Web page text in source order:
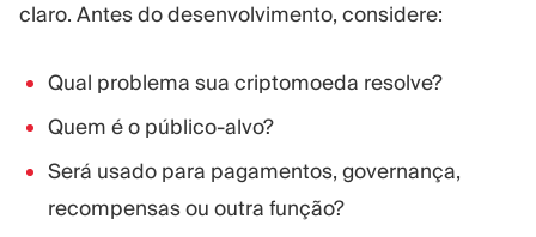
claro. Antes do desenvolvimento, considere:
Qual problema sua criptomoeda resolve?
Quem é o público-alvo?
Será usado para pagamentos, governança,
recompensas ou outra função?